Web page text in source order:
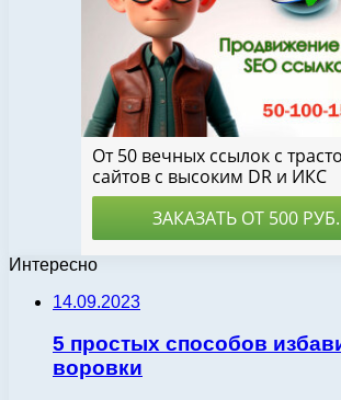
Интересно
14.09.2023
5 простых способов
воровки